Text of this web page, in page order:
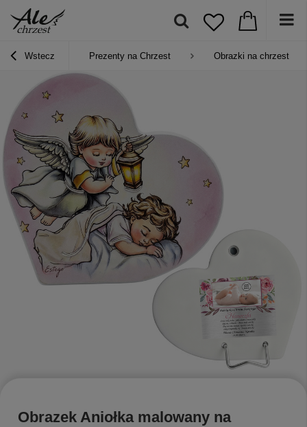
Wstecz Prezenty na Chrzest Obrazki na chrzest
Obrazek Aniołka malowany na